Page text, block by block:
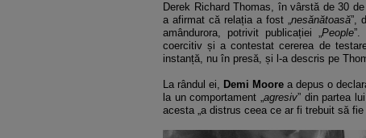
Derek Richard Thomas, în vârstă de 30
a afirmat că relația a fost „nesănătoasă”,
amândurora, potrivit publicației „People”.
coercitiv și a contestat cererea de
instanță, nu în presă, și l-a descris pe
La rândul ei, Demi Moore a depus o
la un comportament „agresiv” din partea
acesta „a distrus ceea ce ar fi trebuit să